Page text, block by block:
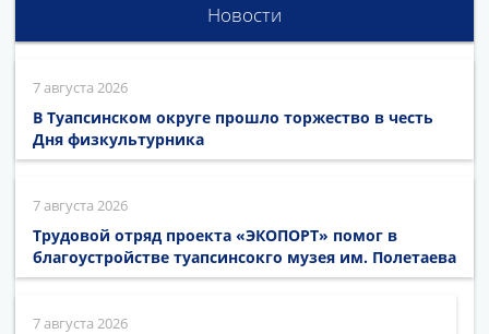
Новости
7 августа 2026
В Туапсинском округе прошло торжество в честь
Дня физкультурника
7 августа 2026
Трудовой отряд проекта «ЭКОПОРТ» помог в
благоустройстве туапсинсокго музея им. Полетаева
7 августа 2026